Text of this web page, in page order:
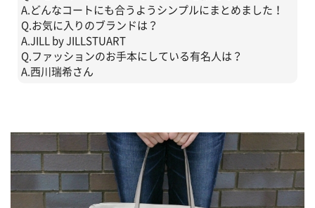
A.どんなコートにも合うようシンプルにまとめました！
Q.お気に入りのブランドは？
A.JILL by JILLSTUART
Q.ファッションのお手本にしている有名人は？
A.西川瑞希さん